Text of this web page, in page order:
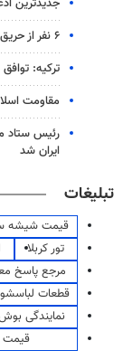
۶ نفر از حریق منزل مسکونی در مشهد نجات یافتند
ترکیه:
مقاومت
رئیس ستاد
ایران شد
تبلیغات
قیمت شیشه
تور کربلا
مرجع پاسخ
قطعات
نمایندگی
قیمت